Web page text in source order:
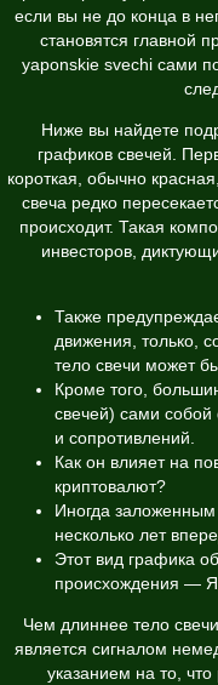
если вы не до конца в
становятся главной
yaponskie svechiсами
Ниже вы найдете
графиков свечей.
короткая, обычно
свеча редко
происходит. Такая
инвесторов,
Также
движения, только,
тело свечи может
Кроме того,
свечей) сами
и сопротивлений.
Как он влияет на
криптовалют?
Иногда
несколько лет
Этот вид графика
происхождения —
Чем длиннее тело
является сигналом
указанием на то,